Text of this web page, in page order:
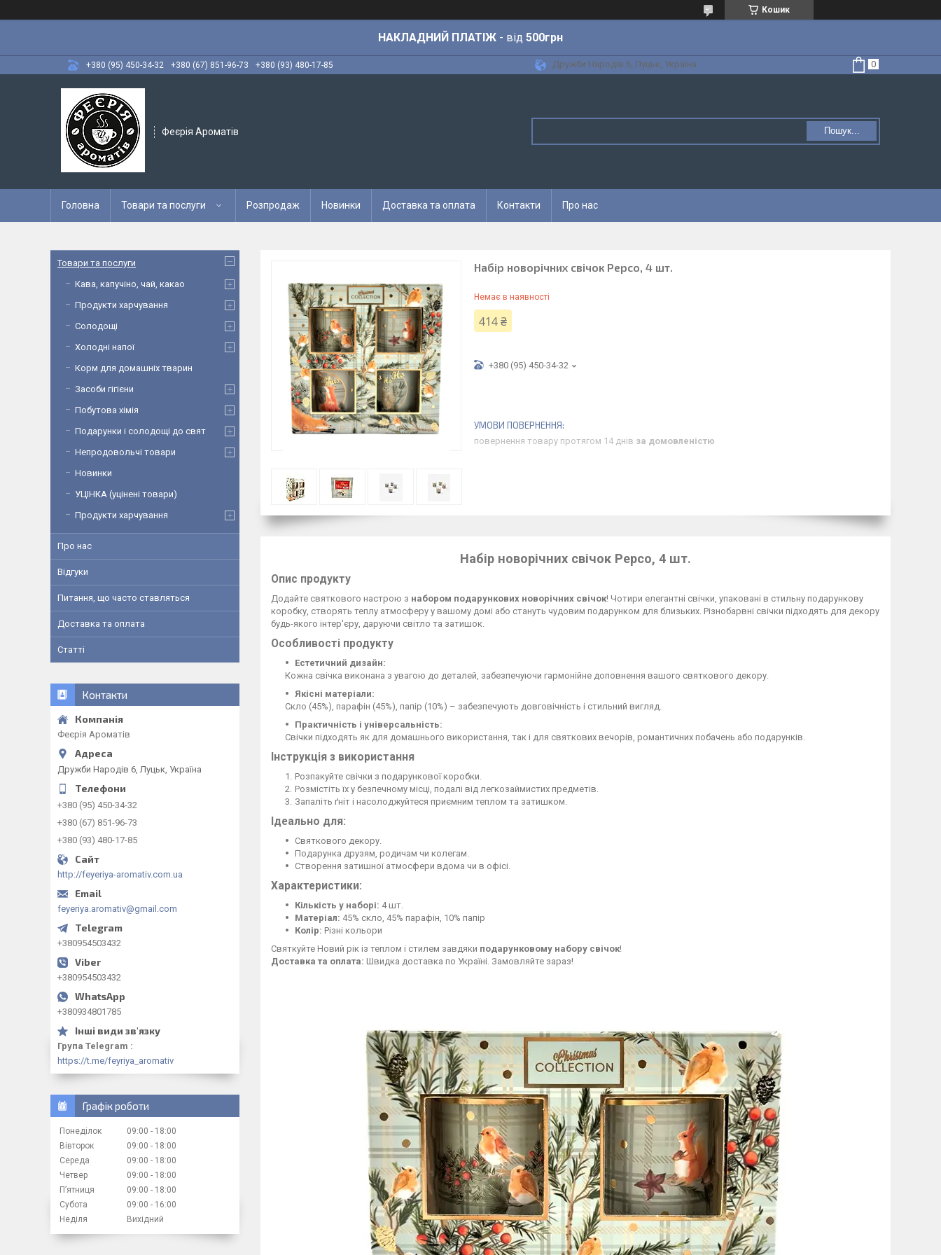
Кошик
НАКЛАДНИЙ ПЛАТІЖ - від 500грн
+380 (95) 450-34-32 +380 (67) 851-96-73 +380 (93) 480-17-85 Дружби Народів 6, Луцьк, Україна
Феєрія Ароматів Пошук...
Головна Товари та послуги Розпродаж Новинки Доставка та оплата Контакти Про нас
Набір новорічних свічок Pepco, 4 шт.
Немає в наявності
414 ₴
+380 (95) 450-34-32
повернення товару протягом 14 днів за домовленістю
Набір новорічних свічок Pepco, 4 шт.
Опис продукту
Додайте святкового настрою з набором подарункових новорічних свічок! Чотири елегантні свічки, упаковані в стильну подарункову
коробку, створять теплу атмосферу у вашому домі або стануть чудовим подарунком для близьких. Різнобарвні свічки підходять для декору
будь-якого інтер'єру, даруючи світло та затишок.
Особливості продукту
Естетичний дизайн:
Кожна свічка виконана з увагою до деталей, забезпечуючи гармонійне доповнення вашого святкового декору.
Якісні матеріали:
Скло (45%), парафін (45%), папір (10%) – забезпечують довговічність і стильний вигляд.
Практичність і універсальність:
Свічки підходять як для домашнього використання, так і для святкових вечорів, романтичних побачень або подарунків.
Інструкція з використання
Розпакуйте свічки з подарункової коробки.
Розмістіть їх у безпечному місці, подалі від легкозаймистих предметів.
Запаліть ґніт і насолоджуйтеся приємним теплом та затишком.
Ідеально для:
Святкового декору.
Подарунка друзям, родичам чи колегам.
Створення затишної атмосфери вдома чи в офісі.
Характеристики:
Кількість у наборі: 4 шт.
Матеріал: 45% скло, 45% парафін, 10% папір
Колір: Різні кольори
Святкуйте Новий рік із теплом і стилем завдяки подарунковому набору свічок!
Доставка та оплата: Швидка доставка по Україні. Замовляйте зараз!
Товари та послуги
Кава, капучіно, чай, какао
Продукти харчування
Солодощі
Холодні напої
Корм для домашніх тварин
Засоби гігієни
Побутова хімія
Подарунки і солодощі до свят
Непродовольчі товари
Новинки
УЦІНКА (уцінені товари)
Продукти харчування
Про нас
Відгуки
Питання, що часто ставляться
Доставка та оплата
Статті
Контакти
Феєрія Ароматів
Дружби Народів 6, Луцьк, Україна
+380 (95) 450-34-32
+380 (67) 851-96-73
+380 (93) 480-17-85
http://feyeriya-aromativ.com.ua
feyeriya.aromativ@gmail.com
+380954503432
+380954503432
+380934801785
Група Telegram
https://t.me/feyriya_aromativ
Графік роботи
Понеділок 09:00
18:00
Вівторок
09:00
18:00
Середа
09:00
18:00
Четвер
09:00
18:00
Пʼятниця
09:00
18:00
Субота
09:00
16:00
Неділя
Вихідний